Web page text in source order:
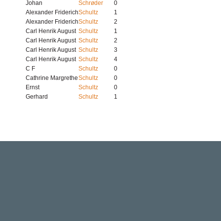
Johan
Schrøder
0
Alexander FriderichSchultz
1
Alexander FriderichSchultz
2
Carl Henrik August Schultz
1
Carl Henrik August Schultz
2
Carl Henrik August Schultz
3
Carl Henrik August Schultz
4
C F
Schultz
0
Cathrine MargretheSchultz
0
Ernst
Schultz
0
Gerhard
Schultz 1